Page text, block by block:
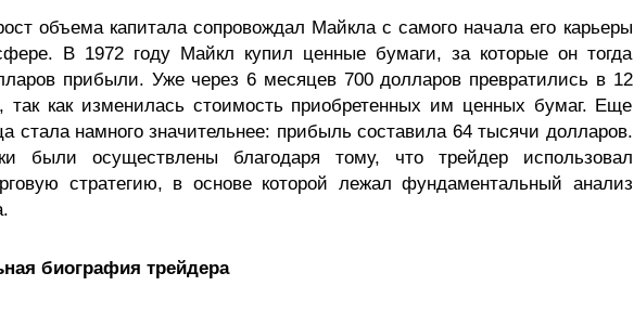
объема капитала сопровождал Майкла с самого начала его карьеры
В 1972 году Майкл купил ценные бумаги, за которые он тогда
прибыли. Уже через 6 месяцев 700 долларов превратились в 12
так как изменилась стоимость приобретенных им ценных бумаг. Еще
стала намного значительнее: прибыль составила 64 тысячи долларов.
были осуществлены благодаря тому, что трейдер использовал
стратегию, в основе которой лежал фундаментальный анализ
биография трейдера